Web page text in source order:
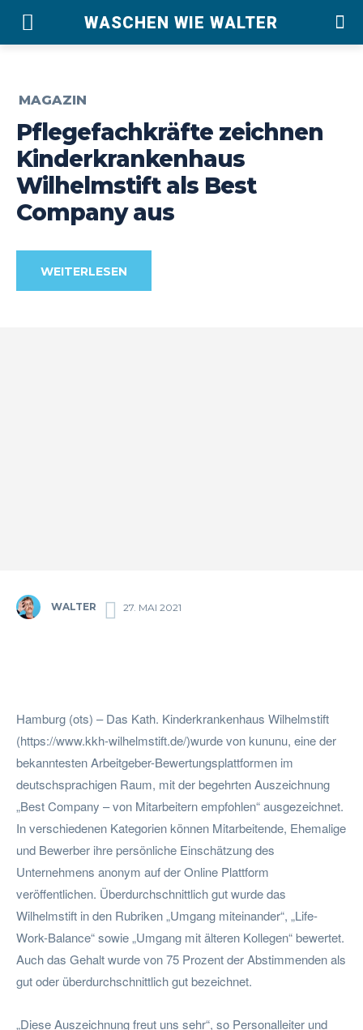
WASCHEN WIE WALTER
MAGAZIN
Pflegefachkräfte zeichnen
Kinderkrankenhaus
Wilhelmstift als Best
Company aus
WEITERLESEN
WALTER 27. MAI 2021
Hamburg (ots) – Das Kath. Kinderkrankenhaus Wilhelmstift
(https://www.kkh-wilhelmstift.de/)wurde von kununu, eine der
bekanntesten Arbeitgeber-Bewertungsplattformen im
deutschsprachigen Raum, mit der begehrten Auszeichnung
„Best Company – von Mitarbeitern empfohlen“ ausgezeichnet.
In verschiedenen Kategorien können Mitarbeitende, Ehemalige
und Bewerber ihre persönliche Einschätzung des
Unternehmens anonym auf der Online Plattform
veröffentlichen. Überdurchschnittlich gut wurde das
Wilhelmstift in den Rubriken „Umgang miteinander“, „Life-
Work-Balance“ sowie „Umgang mit älteren Kollegen“ bewertet.
Auch das Gehalt wurde von 75 Prozent der Abstimmenden als
gut oder überdurchschnittlich gut bezeichnet.
„Diese Auszeichnung freut uns sehr“, so Personalleiter und